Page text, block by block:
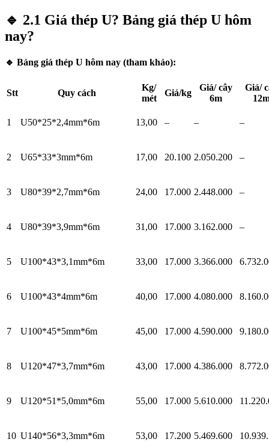
🔹 2.1 Giá thép U? Bảng giá thép U hôm
nay?
🔹 Bảng giá thép U hôm nay (tham khảo):
Stt Quy cách
Kg/
mét
Giá/kg
Giá/ cây
6m
Giá/
1 U50*25*2,4mm*6m 13,00 – – –
2 U65*33*3mm*6m 17,00 20.100 2.050.200 –
3 U80*39*2,7mm*6m 24,00 17.000 2.448.000 –
4 U80*39*3,9mm*6m 31,00 17.000 3.162.000 –
5 U100*43*3,1mm*6m 33,00 17.000 3.366.000
6 U100*43*4mm*6m 40,00 17.000 4.080.000
7 U100*45*5mm*6m 45,00 17.000 4.590.000
8 U120*47*3,7mm*6m 43,00 17.000 4.386.000
9 U120*51*5,0mm*6m 55,00 17.000 5.610.000
10 U140*56*3,3mm*6m 53,00 17.200 5.469.600